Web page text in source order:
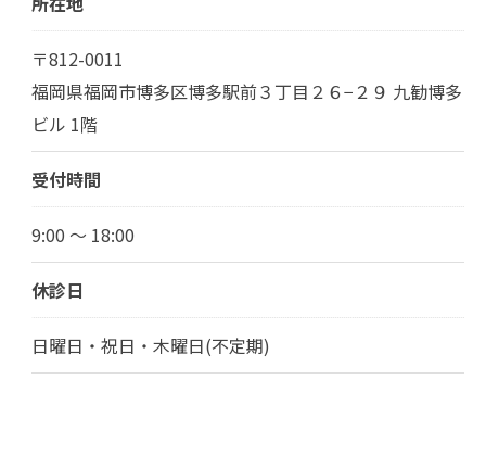
〒812-0011
福岡県福岡市博多区博多駅前３丁目２６−２９ 九勧博多
ビル 1階
受付時間
9:00 ～ 18:00
休診日
日曜日・祝日・木曜日(不定期)